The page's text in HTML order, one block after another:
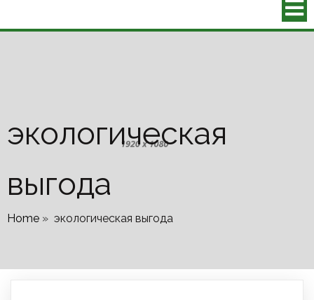
экологическая
выгода
Home » экологическая выгода